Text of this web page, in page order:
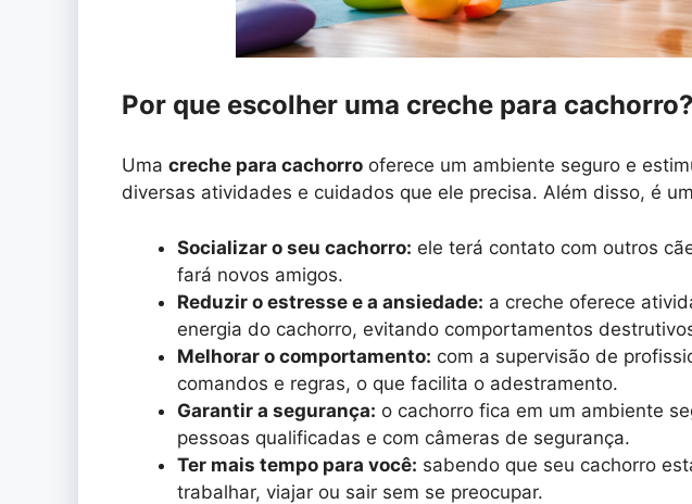
Por que escolher uma creche para cachorro?
Uma creche para cachorro oferece um ambiente seguro e
diversas atividades e cuidados que ele precisa. Além disso, é
Socializar o seu cachorro: ele terá contato com outros
fará novos amigos.
Reduzir o estresse e a ansiedade: a creche oferece
energia do cachorro, evitando comportamentos
Melhorar o comportamento: com a supervisão de
comandos e regras, o que facilita o adestramento.
Garantir a segurança: o cachorro fica em um ambiente
pessoas qualificadas e com câmeras de segurança.
Ter mais tempo para você: sabendo que seu cachorro
trabalhar, viajar ou sair sem se preocupar.